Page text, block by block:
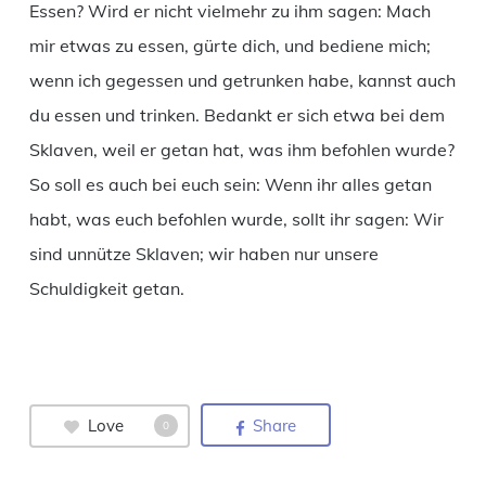
Essen? Wird er nicht vielmehr zu ihm sagen: Mach
mir etwas zu essen, gürte dich, und bediene mich;
wenn ich gegessen und getrunken habe, kannst auch
du essen und trinken. Bedankt er sich etwa bei dem
Sklaven, weil er getan hat, was ihm befohlen wurde?
So soll es auch bei euch sein: Wenn ihr alles getan
habt, was euch befohlen wurde, sollt ihr sagen: Wir
sind unnütze Sklaven; wir haben nur unsere
Schuldigkeit getan.
Love 0 Share